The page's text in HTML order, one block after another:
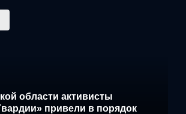
области активисты
привели в порядок